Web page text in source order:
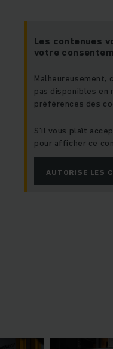
Les contenues
votre
Malheureusement,
pas disponibles en
préférences des
S'il vous plaît
pour afficher ce
AUTORISE LES